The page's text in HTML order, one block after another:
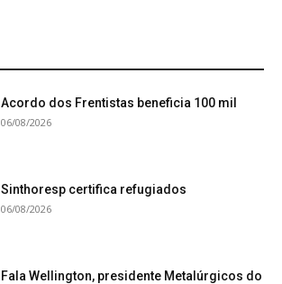
Acordo dos Frentistas beneficia 100 mil
06/08/2026
Sinthoresp certifica refugiados
06/08/2026
Fala Wellington, presidente Metalúrgicos do